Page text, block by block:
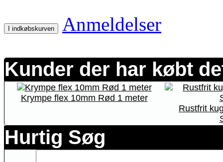
I indkøbskurven Anmeldelser
Kunder der har købt
Krympe flex 10mm Rød 1 meter
Rustfrit
Hurtig Søg